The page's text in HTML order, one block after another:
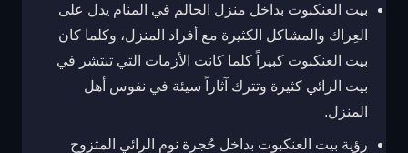
بيت العنكبوت بداخل منزل الحالم في المنام يدل على
العِراك والمشاكل الكثيرة مع أفراد المنزل، وكلما كان
بيت العنكبوت كبيراً كلما كانت الأزمات التي تنتشر في
بيت الرائي كثيرة وتترك آثاراً سيئة في نفوس أهل
المنزل.
رؤية بيت العنكبوت بداخل حُجرة نوم الرائي المتزوج